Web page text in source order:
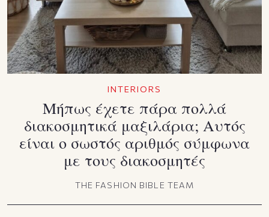
INTERIORS
Μήπως έχετε πάρα πολλά
διακοσμητικά μαξιλάρια; Αυτός
είναι ο σωστός αριθμός σύμφωνα
με τους διακοσμητές
THE FASHION BIBLE TEAM